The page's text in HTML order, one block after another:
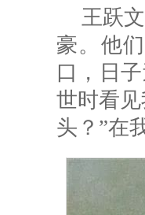
王跃
豪。他
口，日
世时看
头？”在